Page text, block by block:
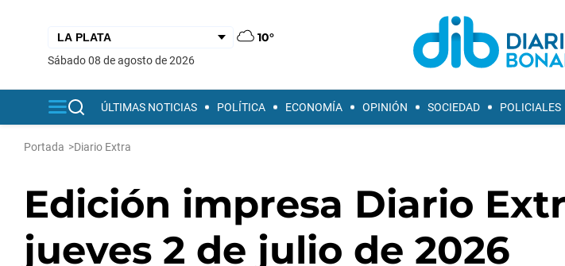
10°
sábado 08 de agosto de 2026
ÚLTIMAS NOTICIAS POLÍTICA ECONOMÍA OPINIÓN SOCIEDAD POLICIALES
Portada >Diario Extra
Edición impresa Diario
jueves 2 de julio de 2026